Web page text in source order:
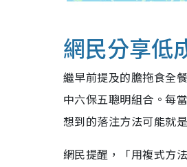
網民分享低
繼早前提及的膽拖食全
中六保五聰明組合。每
想到的落注方法可能就
網民提醒，「用複式方